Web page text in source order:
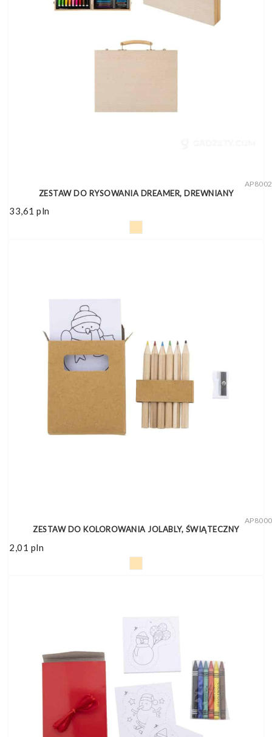
ZESTAW DO RYSOWANIA DREAMER, DREWNIANY
33,61 pln
ZESTAW DO KOLOROWANIA JOLABLY, ŚWIĄTECZNY
2,01 pln